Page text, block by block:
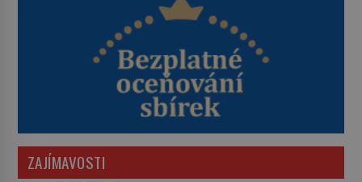
ZAJÍMAVOSTI